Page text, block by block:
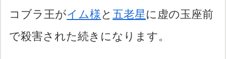
コブラ王がイム様と五老星に虚の玉座前
で殺害された続きになります。